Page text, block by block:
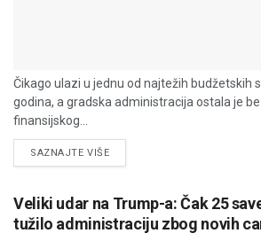
Čikago ulazi u jednu od najtežih budžetskih
godina, a gradska administracija ostala je
finansijskog...
SAZNAJTE VIŠEDETAILS
Veliki udar na Trump-a: Čak 25
tužilo administraciju zbog novih